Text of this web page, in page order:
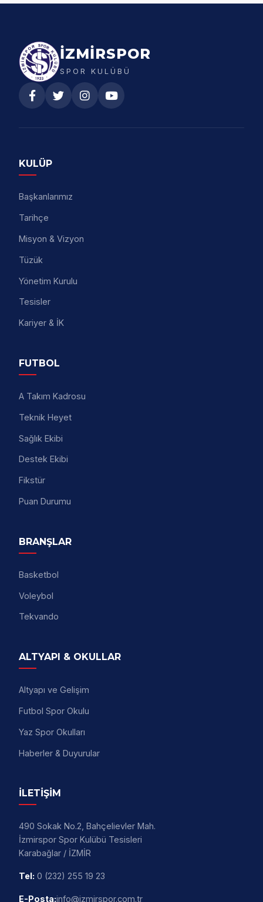
İZMİRSPOR
SPOR KULÜBÜ
KULÜP
Başkanlarımız
Tarihçe
Misyon & Vizyon
Tüzük
Yönetim Kurulu
Tesisler
Kariyer & İK
FUTBOL
A Takım Kadrosu
Teknik Heyet
Sağlık Ekibi
Destek Ekibi
Fikstür
Puan Durumu
BRANŞLAR
Basketbol
Voleybol
Tekvando
ALTYAPI & OKULLAR
Altyapı ve Gelişim
Futbol Spor Okulu
Yaz Spor Okulları
Haberler & Duyurular
İLETİŞİM
490 Sokak No.2, Bahçelievler Mah.
İzmirspor Spor Kulübü Tesisleri
Karabağlar / İZMİR
Tel: 0 (232) 255 19 23
E-Posta:info@izmirspor.com.tr